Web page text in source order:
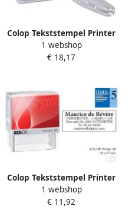
Colop Tekststempel Printer
30 1 personaliseerbaar
5regels 47x18mm
1 webshop
€ 18,17
Colop Tekststempel Printer
30 personaliseerbaar
5regels 47x18mm
1 webshop
€ 11,92